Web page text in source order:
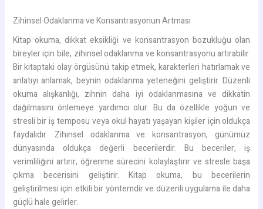
Zihinsel Odaklanma ve Konsantrasyonun Artması
Kitap okuma, dikkat eksikliği ve konsantrasyon bozukluğu olan
bireyler için bile, zihinsel odaklanma ve konsantrasyonu artırabilir.
Bir kitaptaki olay örgüsünü takip etmek, karakterleri hatırlamak ve
anlatıyı anlamak, beynin odaklanma yeteneğini geliştirir. Düzenli
okuma alışkanlığı, zihnin daha iyi odaklanmasına ve dikkatin
dağılmasını önlemeye yardımcı olur. Bu da özellikle yoğun ve
stresli bir iş temposu veya okul hayatı yaşayan kişiler için oldukça
faydalıdır. Zihinsel odaklanma ve konsantrasyon, günümüz
dünyasında oldukça değerli becerilerdir. Bu beceriler, iş
verimliliğini artırır, öğrenme sürecini kolaylaştırır ve stresle başa
çıkma becerisini geliştirir. Kitap okuma, bu becerilerin
geliştirilmesi için etkili bir yöntemdir ve düzenli uygulama ile daha
güçlü hale gelirler.